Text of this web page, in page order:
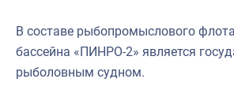
В составе рыбопромыслового
бассейна «ПИНРО-2» является
рыболовным судном.